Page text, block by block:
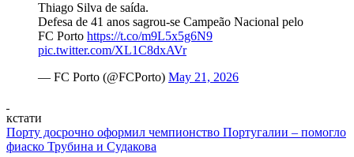
Thiago Silva de saída.
Defesa de 41 anos sagrou-se Campeão Nacional pelo
FC Porto https://t.co/m9L5x5g6N9
pic.twitter.com/XL1C8dxAVr
— FC Porto (@FCPorto) May 21, 2026
кстати
Порту досрочно оформил чемпионство Португалии – помогло
фиаско Трубина и Судакова